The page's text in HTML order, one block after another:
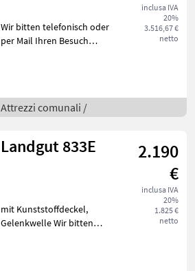
inclusa IVA
20%
3.516,67 €
netto
Wir bitten telefonisch oder
per Mail Ihren Besuch
einer Probefahrt für Sie zu
reservieren. Das Ver
Attrezzi comunali /
Landgut 833E
2.190
€
inclusa IVA
20%
1.825 €
netto
mit Kunststoffdeckel,
Gelenkwelle Wir bitten